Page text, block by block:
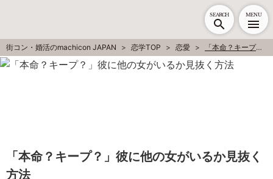
SEARCH MENU
街コン・婚活のmachicon JAPAN 恋学TOP 恋愛 「本命？キープ？」彼に他の女がいるか見抜く方法
「本命？キープ？」彼に他の女がいるか見抜く
方法